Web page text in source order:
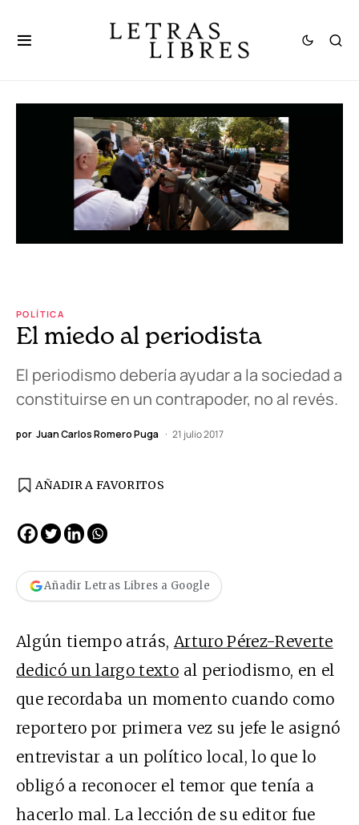
POLÍTICA
El miedo al periodista
El periodismo debería ayudar a la sociedad a
constituirse en un contrapoder, no al revés.
por Juan Carlos Romero Puga 21 julio 2017
AÑADIR A FAVORITOS
Añadir Letras Libres a Google
Algún tiempo atrás, Arturo Pérez-Reverte
dedicó un largo texto al periodismo, en el
que recordaba un momento cuando como
reportero por primera vez su jefe le asignó
entrevistar a un político local, lo que lo
obligó a reconocer el temor que tenía a
hacerlo mal. La lección de su editor fue